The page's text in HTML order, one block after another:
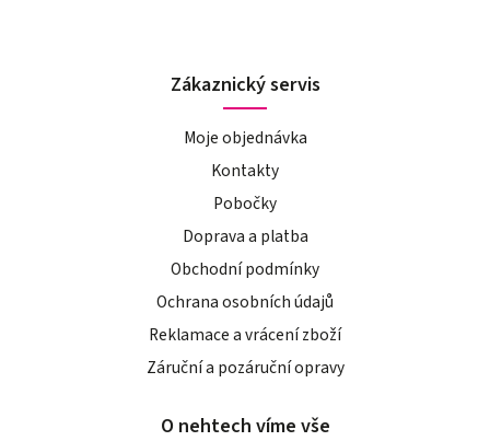
Zákaznický servis
Moje objednávka
Kontakty
Pobočky
Doprava a platba
Obchodní podmínky
Ochrana osobních údajů
Reklamace a vrácení zboží
Záruční a pozáruční opravy
O nehtech víme vše